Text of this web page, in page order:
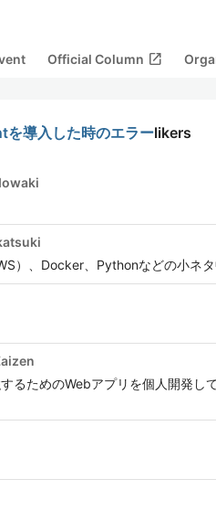
Official Column open_in_new
導入した時のエラーlikers
）、Docker、Pythonなどの小ネタ
るためのWebアプリを個人開発